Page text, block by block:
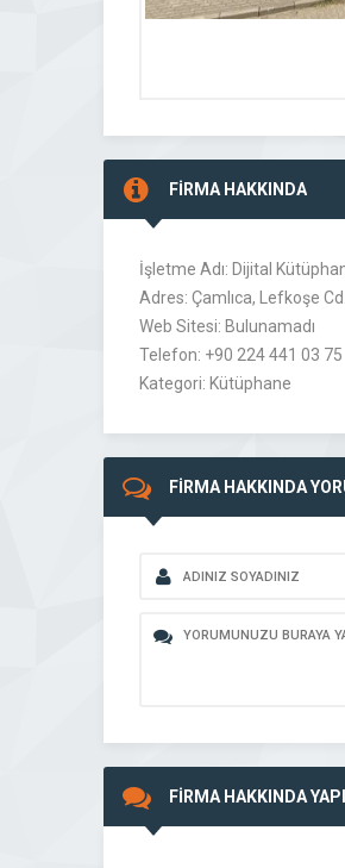
FİRMA HAKKINDA
İşletme Adı: Dijital
Adres: Çamlıca, Lefkoşe
Web Sitesi: Bulunamadı
Telefon: +90 224 441 03 75
Kategori: Kütüphane
FİRMA HAKKINDA
FİRMA HAKKINDA